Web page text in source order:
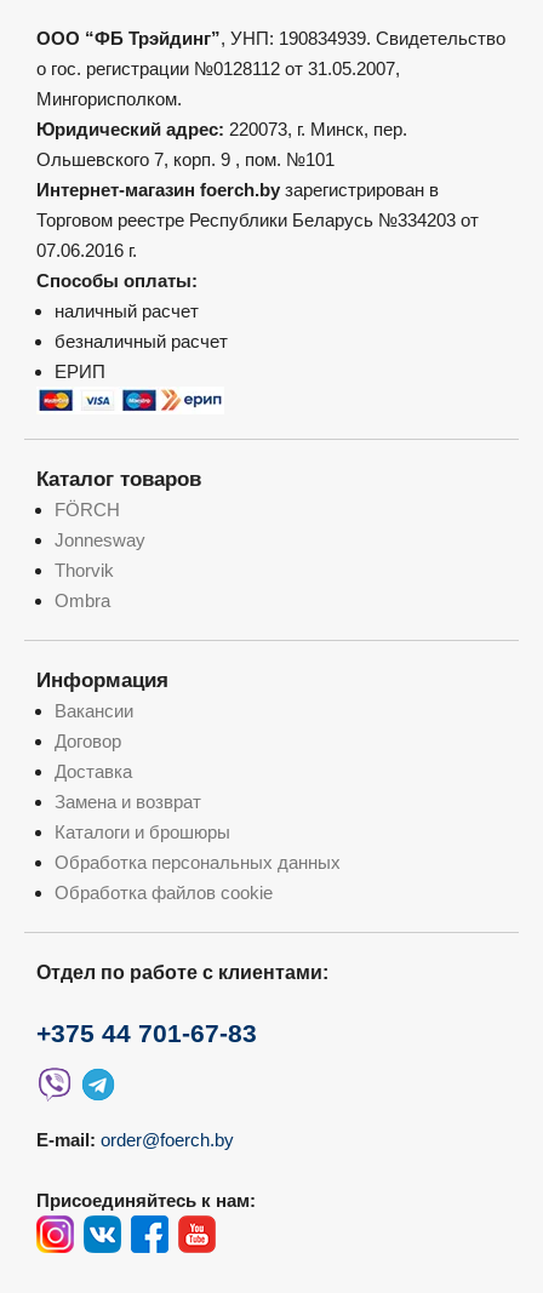
ООО “ФБ Трэйдинг”, УНП: 190834939. Свидетельство
о гос. регистрации №0128112 от 31.05.2007,
Мингорисполком.
Юридический адрес: 220073, г. Минск, пер.
Ольшевского 7, корп. 9 , пом. №101
Интернет-магазин foerch.by зарегистрирован в
Торговом реестре Республики Беларусь №334203 от
07.06.2016 г.
Способы оплаты:
наличный расчет
безналичный расчет
ЕРИП
Каталог товаров
FÖRCH
Jonnesway
Thorvik
Ombra
Информация
Вакансии
Договор
Доставка
Замена и возврат
Каталоги и брошюры
Обработка персональных данных
Обработка файлов cookie
Отдел по работе с клиентами:
+375 44 701-67-83
E-mail: order@foerch.by
Присоединяйтесь к нам: